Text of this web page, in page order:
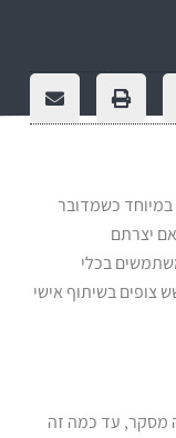
כשמדובר
יצרתם
בכלי
צופים בשיתוף אישי
מסקר, עד כמה זה